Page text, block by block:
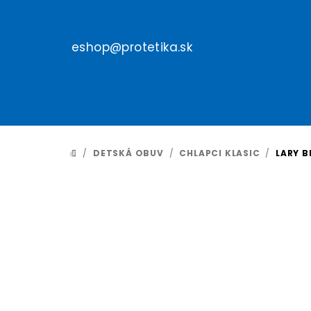
eshop@protetika.sk
DOMOV
/ DETSKÁ OBUV / CHLAPCI KLASIC / LARY